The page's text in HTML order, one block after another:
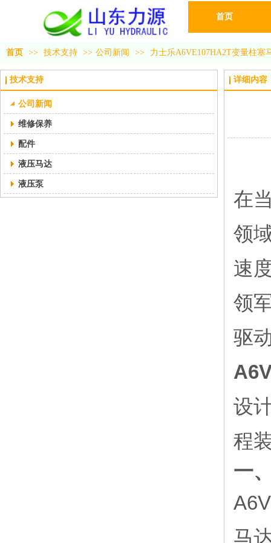
首页
首页 >> 技术支持 >> 公司新闻 >> 力士乐A6VE107HA2T变量柱塞
技术支持
公司新闻
维修保养
配件
液压马达
液压泵
详细内容
在
领
速
领
驱
设
程
一
马